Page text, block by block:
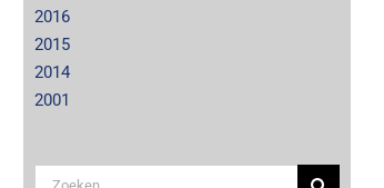
2016
2015
2014
2001
Zoeken